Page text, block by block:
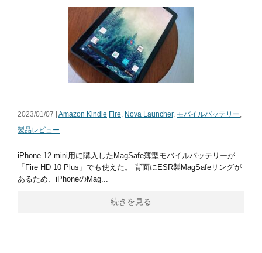
2023/01/07 | Amazon Kindle Fire, Nova Launcher, モバイルバッテリー,
製品レビュー
iPhone 12 mini用に購入したMagSafe薄型モバイルバッテリーが
「Fire HD 10 Plus」でも使えた。 背面にESR製MagSafeリングが
あるため、iPhoneのMag...
続きを見る